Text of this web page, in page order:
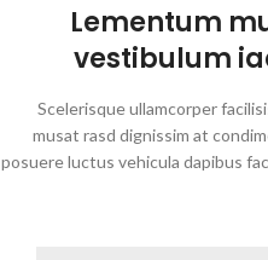
Lementum
vestibulum
Scelerisque ullamcorper
musat rasd dignissim at
posuere luctus vehicula dapibus